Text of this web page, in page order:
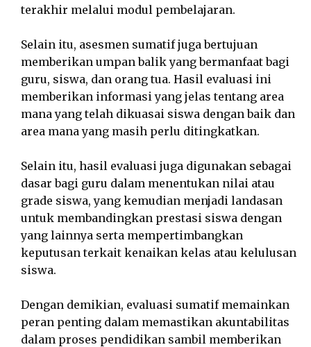
terakhir melalui modul pembelajaran.
Selain itu, asesmen sumatif juga bertujuan
memberikan umpan balik yang bermanfaat bagi
guru, siswa, dan orang tua. Hasil evaluasi ini
memberikan informasi yang jelas tentang area
mana yang telah dikuasai siswa dengan baik dan
area mana yang masih perlu ditingkatkan.
Selain itu, hasil evaluasi juga digunakan sebagai
dasar bagi guru dalam menentukan nilai atau
grade siswa, yang kemudian menjadi landasan
untuk membandingkan prestasi siswa dengan
yang lainnya serta mempertimbangkan
keputusan terkait kenaikan kelas atau kelulusan
siswa.
Dengan demikian, evaluasi sumatif memainkan
peran penting dalam memastikan akuntabilitas
dalam proses pendidikan sambil memberikan